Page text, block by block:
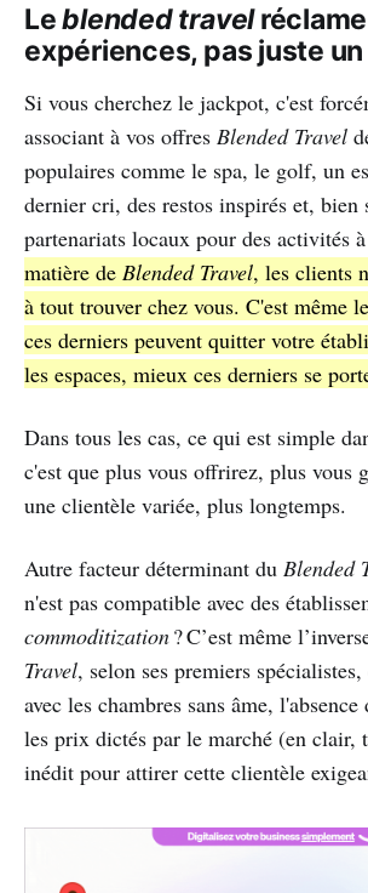
Leblended travel
expériences, pas juste un
Si vous cherchez le jackpot, c'est
associant à vos offres Blended Travel
populaires comme le spa, le golf, un
dernier cri, des restos inspirés et, bien
partenariats locaux pour des activités
matière de Blended Travel, les clients
à tout trouver chez vous. C'est même
ces derniers peuvent quitter votre
les espaces, mieux ces derniers se
Dans tous les cas, ce qui est simple
c'est que plus vous offrirez, plus vous
une clientèle variée, plus longtemps.
Autre facteur déterminant du Blended
n'est pas compatible avec des
commoditization? C’est même
Travel, selon ses premiers
avec les chambres sans âme,
les prix dictés par le marché (en clair,
inédit pour attirer cette clientèle